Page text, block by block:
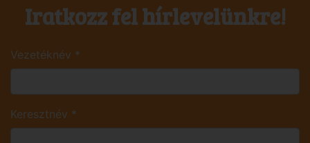
Iratkozz fel hírlevelünkre!
Vezetéknév *
Keresztnév *